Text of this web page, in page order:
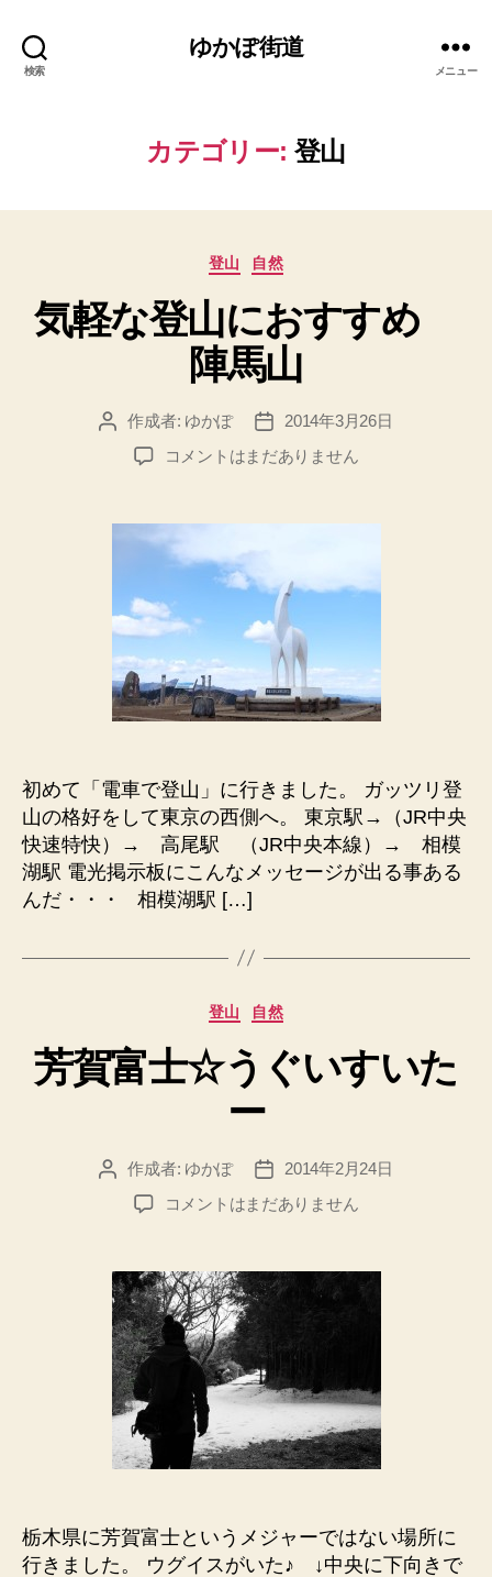
検索
ゆかぽ街道
メニュー
カテゴリー: 登山
カ
ゴ
リ
ー
登山 自然
気軽な登山におすすめ
陣馬山
投
作成者: ゆかぽ
投
稿
日
2014年3月26日
気
登
山
お
す
め
陣
馬
の
コメントはまだありません
初めて「電車で登山」に行きました。 ガッツリ登
山の格好をして東京の西側へ。 東京駅→（JR中央
快速特快）→ 高尾駅 （JR中央本線）→ 相模
湖駅 電光掲示板にこんなメッセージが出る事ある
んだ・・・ 相模湖駅 […]
カ
ゴ
リ
ー
登山 自然
芳賀富士☆うぐいすいた
ー
投
作成者: ゆかぽ
投
稿
日
2014年2月24日
芳
士
☆
う
ぐ
ー
コメントはまだありません
栃木県に芳賀富士というメジャーではない場所に
行きました。 ウグイスがいた♪ ↓中央に下向きで